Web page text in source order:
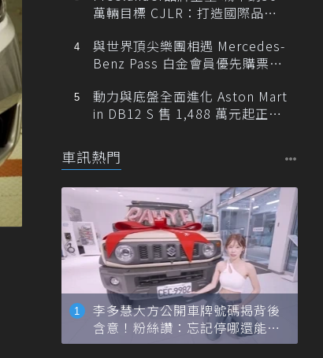
萬輛目標 CJLR：打造國際品牌
與世界頂尖樂團相遇 Mercedes-
Benz Pass 白金會員優先購票維
動力與底盤全面進化 Aston Mart
in DB12 S 售 1,488 萬元起正式
車訊熱門
李多慧大方公開車牌號碼揭背後
含意！粉絲讚：忘記停哪還能幫
忙找車